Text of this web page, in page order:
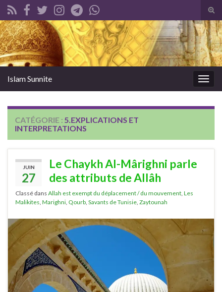
Search for:
Islam Sunnite
CATÉGORIE : 5.EXPLICATIONS ET
INTERPRETATIONS
JUIN
27
Le Chaykh Al-Mârighni parle
des attributs de Allâh
Classé dans Allah est exempt du déplacement / du mouvement Les
Malikites Marighni Qourb Savants de Tunisie Zaytounah